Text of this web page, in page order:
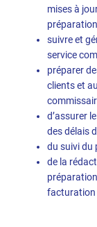
mises à
suivre et
service
préparer
clients et
d’assurer
des délais
du suivi du
de la
facturation